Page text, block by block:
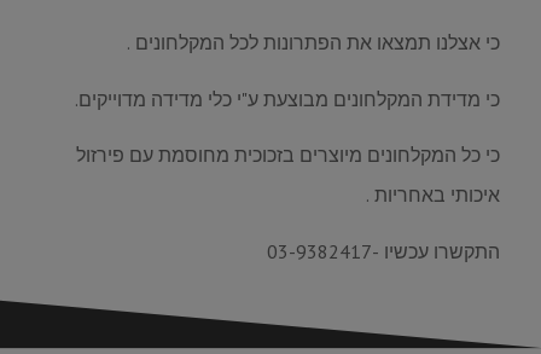
כי אצלנו תמצאו את הפתרונות לכל המקלחונים .
כי מדידת המקלחונים מבוצעת ע"י כלי מדידה מדוייקים.
כי כל המקלחונים מיוצרים בזכוכית מחוסמת עם פירזול
איכותי באחריות .
התקשרו עכשיו -03-9382417